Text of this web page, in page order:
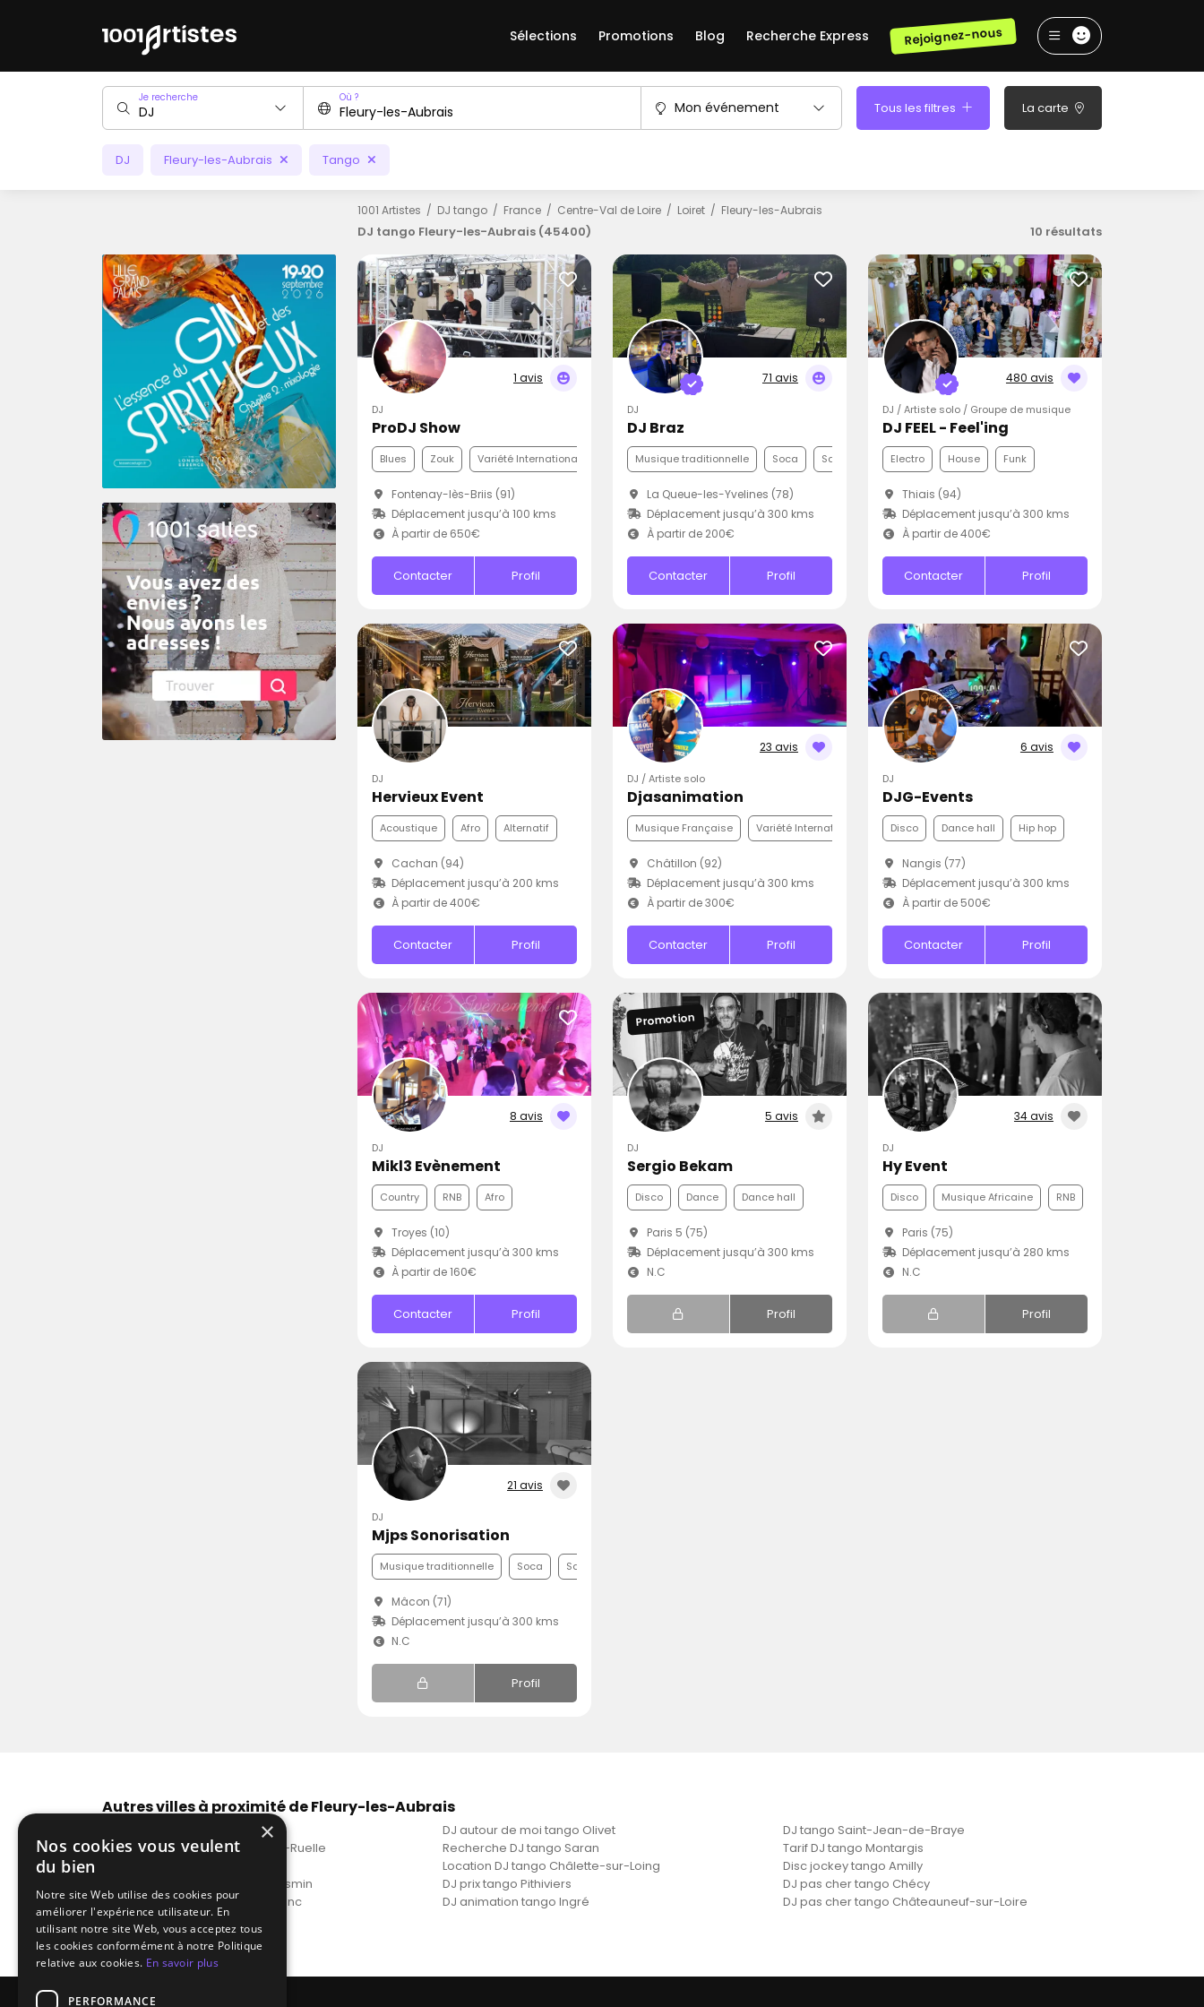
Sélections Promotions Blog Recherche Express Rejoignez-nous
Je recherche Où ?
Mon événement Tous les filtres La carte
DJ Fleury-les-Aubrais Tango
1001 Artistes DJ tango France Centre-Val de Loire Loiret Fleury-les-Aubrais
DJ tango Fleury-les-Aubrais (45400) 10 résultats
1 avis
DJ
ProDJ Show
Blues Zouk Variété Internationale
Fontenay-lès-Briis (91)
Déplacement jusqu’à 100 kms
À partir de 650€
Contacter Profil
71 avis
DJ
DJ Braz
Musique traditionnelle Soca Samba
La Queue-les-Yvelines (78)
Déplacement jusqu’à 300 kms
À partir de 200€
Contacter Profil
480 avis
DJ / Artiste solo / Groupe de musique
DJ FEEL - Feel'ing
Electro House Funk
Thiais (94)
Déplacement jusqu’à 300 kms
À partir de 400€
Contacter Profil
DJ
Hervieux Event
Acoustique Afro Alternatif
Cachan (94)
Déplacement jusqu’à 200 kms
À partir de 400€
Contacter Profil
23 avis
DJ / Artiste solo
Djasanimation
Musique Française Variété Internationale Disco
Châtillon (92)
Déplacement jusqu’à 300 kms
À partir de 300€
Contacter Profil
6 avis
DJ
DJG-Events
Disco Dance hall Hip hop
Nangis (77)
Déplacement jusqu’à 300 kms
À partir de 500€
Contacter Profil
8 avis
DJ
Mikl3 Evènement
Country RNB Afro
Troyes (10)
Déplacement jusqu’à 300 kms
À partir de 160€
Contacter Profil
5 avis
Promotion
DJ
Sergio Bekam
Disco Dance Dance hall
Paris 5 (75)
Déplacement jusqu’à 300 kms
N.C
Profil
34 avis
DJ
Hy Event
Disco Musique Africaine RNB
Paris (75)
Déplacement jusqu’à 280 kms
N.C
Profil
21 avis
DJ
Mjps Sonorisation
Musique traditionnelle Soca Samba
Mâcon (71)
Déplacement jusqu’à 300 kms
N.C
Profil
Autres villes à proximité de Fleury-les-Aubrais
Les meilleurs DJ tango Orléans DJ autour de moi tango Olivet
DJ tango Saint-Jean-de-Braye
DJ prix tango Saint-Jean-de-la-Ruelle
Recherche DJ tango Saran
Tarif DJ tango Montargis
Location DJ tango Châlette-sur-Loing
Disc jockey tango Amilly
DJ tango La Chapelle-Saint-Mesmin
DJ prix tango Pithiviers
DJ pas cher tango Chécy
DJ tarif tango Saint-Jean-le-Blanc
DJ animation tango Ingré
DJ pas cher tango Châteauneuf-sur-Loire
Voir plus
×
Nos cookies vous veulent
du bien
Notre site Web utilise des cookies pour
améliorer l'expérience utilisateur. En
utilisant notre site Web, vous acceptez tous
les cookies conformément à notre Politique
relative aux cookies. En savoir plus
PERFORMANCE